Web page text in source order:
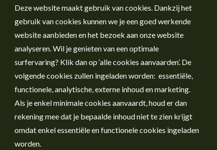
Deze website maakt gebruik van cookies. Dankzij het
gebruik van cookies kunnen we je een goed werkende
website aanbieden en het bezoek aan onze website
analyseren. Wil je genieten van een optimale
surfervaring? Klik dan op ‘alle cookies aanvaarden’. De
volgende cookies zullen ingeladen worden: essentiële,
functionele, analytische, externe inhoud en marketing.
Als je enkel minimale cookies aanvaardt, houd er dan
rekening mee dat je bepaalde inhoud niet te zien krijgt
omdat enkel essentiële en functionele cookies ingeladen
worden.